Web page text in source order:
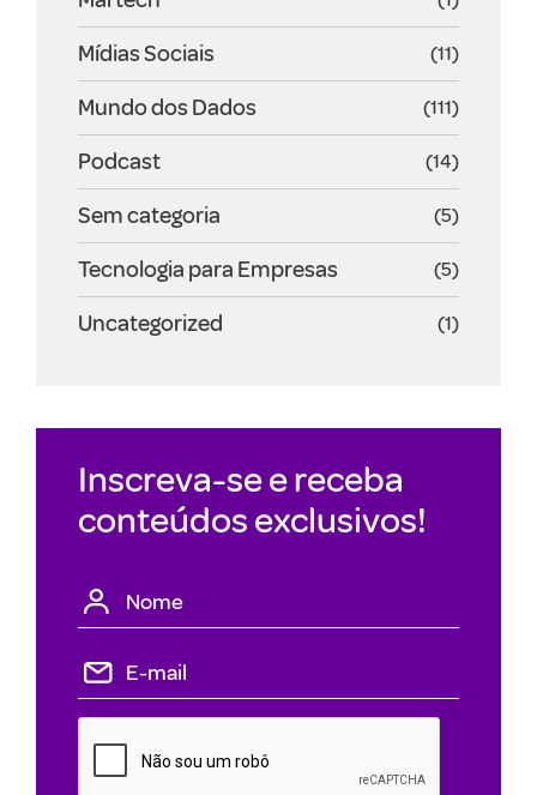
Mídias Sociais (11)
Mundo dos Dados (111)
Podcast (14)
Sem categoria (5)
Tecnologia para Empresas (5)
Uncategorized (1)
Inscreva-se e receba
conteúdos exclusivos!